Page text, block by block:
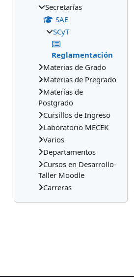
Secretarías
SAE
SCyT
Reglamentación
Materias de Grado
Materias de Pregrado
Materias de
Postgrado
Cursillos de Ingreso
Laboratorio MECEK
Varios
Departamentos
Cursos en Desarrollo-
Taller Moodle
Carreras